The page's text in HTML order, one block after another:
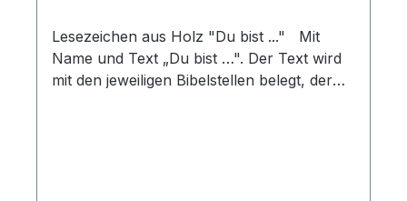
Lesezeichen aus Holz "Du bist ..." Mit
Name und Text „Du bist …". Der Text wird
mit den jeweiligen Bibelstellen belegt, der